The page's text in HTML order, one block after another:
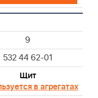
9
532 44 62-01
Щит
в агрегатах